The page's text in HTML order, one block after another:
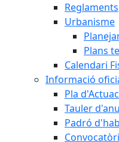
Reglaments
Urbanisme
Plans
Calendari
Informació
Pla
Tauler
Padró